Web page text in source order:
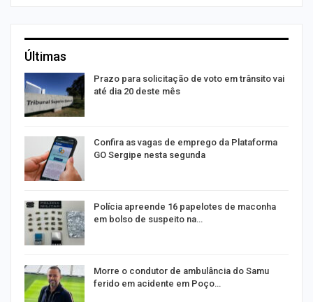
Últimas
Prazo para solicitação de voto em trânsito vai
até dia 20 deste mês
Confira as vagas de emprego da Plataforma
GO Sergipe nesta segunda
Polícia apreende 16 papelotes de maconha
em bolso de suspeito na…
Morre o condutor de ambulância do Samu
ferido em acidente em Poço…